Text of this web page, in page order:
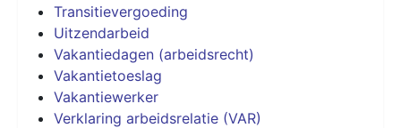
Transitievergoeding
Uitzendarbeid
Vakantiedagen (arbeidsrecht)
Vakantietoeslag
Vakantiewerker
Verklaring arbeidsrelatie (VAR)